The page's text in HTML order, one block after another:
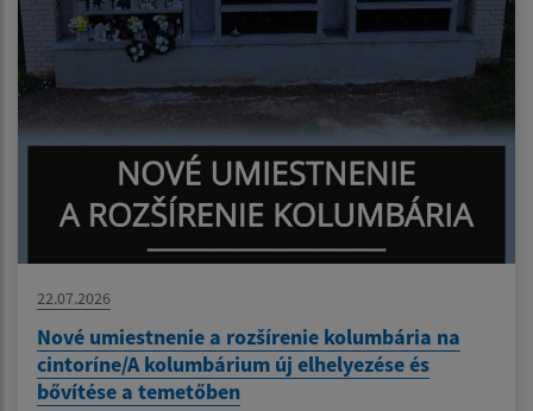
22.07.2026
Nové umiestnenie a rozšírenie kolumbária na
cintoríne/A kolumbárium új elhelyezése és
bővítése a temetőben